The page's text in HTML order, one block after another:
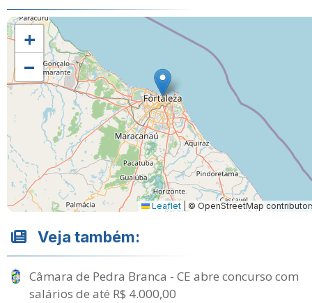
+
−
Leaflet © OpenStreetMap
Veja também:
Câmara de Pedra Branca - CE abre concurso com
salários de até R$ 4.000,00